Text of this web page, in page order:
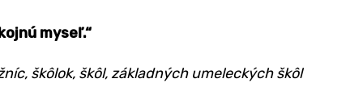
myseľ.“
škôlok, škôl, základných umeleckých škôl